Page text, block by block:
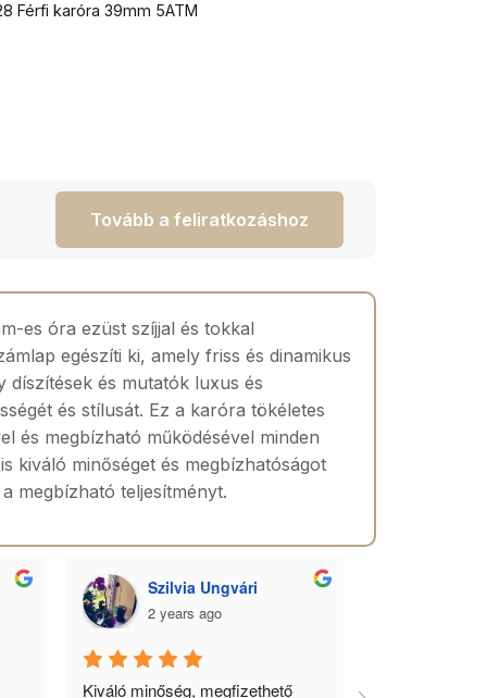
Férfi karóra 39mm 5ATM
Tovább a feliratkozáshoz
es óra ezüst szíjjal és tokkal
egészíti ki, amely friss és dinamikus
díszítések és mutatók luxus és
és stílusát. Ez a karóra tökéletes
és megbízható működésével minden
kiváló minőséget és megbízhatóságot
megbízható teljesítményt.
Szilvia Ungvári
2 years ago
Kiváló minőség, megfizethető